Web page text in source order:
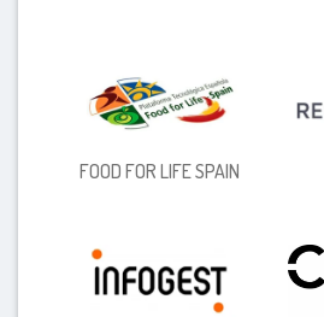
FOOD FOR LIFE SPAIN